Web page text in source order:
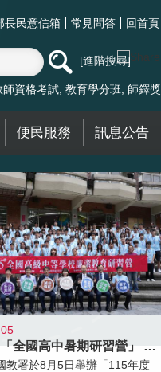
長民意信箱 常見問答 回首頁
進階搜尋
師資格考試 教育學分班 師鐸獎
便民服務 訊息公告
國教署「全國高中暑期研習營」 以多
教署於8月5日舉辦「115年度